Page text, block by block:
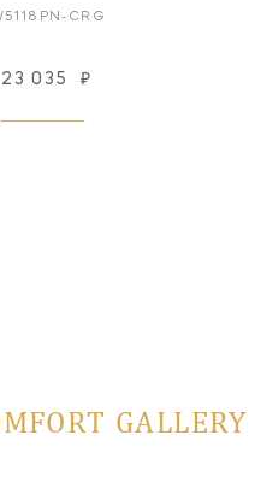
CRG
035 ₽
GALLERY